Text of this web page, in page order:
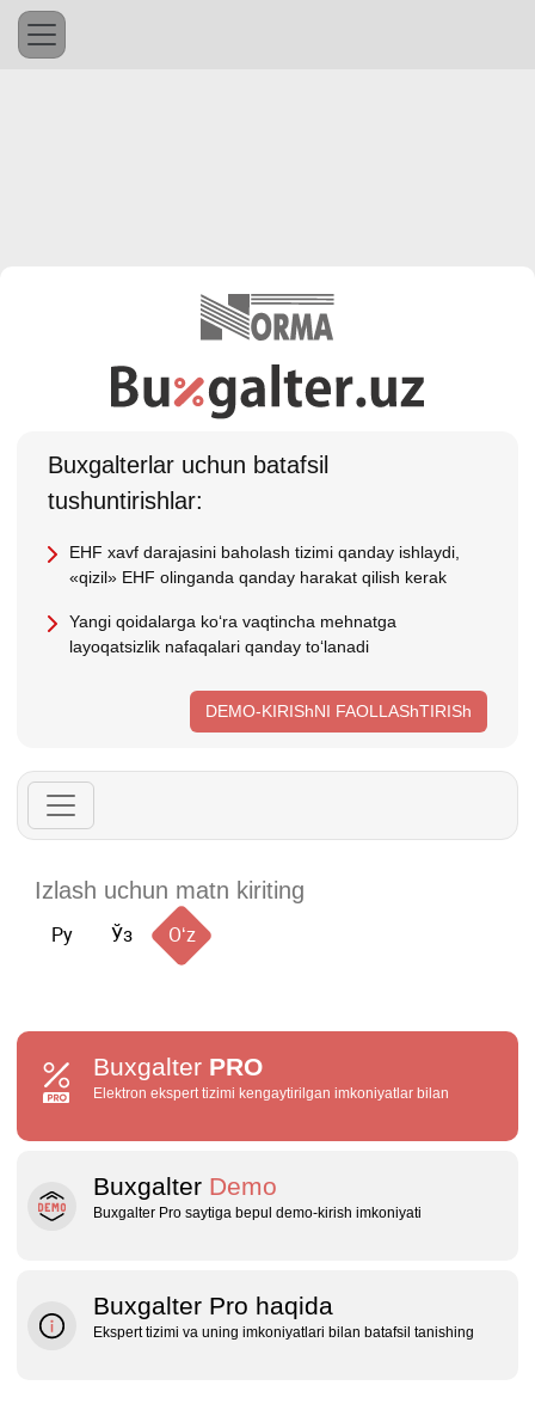
Buхgalterlar uchun batafsil
tushuntirishlar:
EHF хavf darajasini baholash tizimi qanday ishlaydi,
«qizil» EHF olinganda qanday harakat qilish kerak
Yangi qoidalarga koʻra vaqtincha mehnatga
layoqatsizlik nafaqalari qanday toʻlanadi
DEMO-KIRIShNI FAOLLAShTIRISh
Ру Ўз Oʻz
Buxgalter PRO
Elektron ekspert tizimi kengaytirilgan imkoniyatlar bilan
Buxgalter Demo
Buxgalter Pro saytiga bepul demo‑kirish imkoniyati
Buxgalter Pro haqida
Ekspert tizimi va uning imkoniyatlari bilan batafsil tanishing